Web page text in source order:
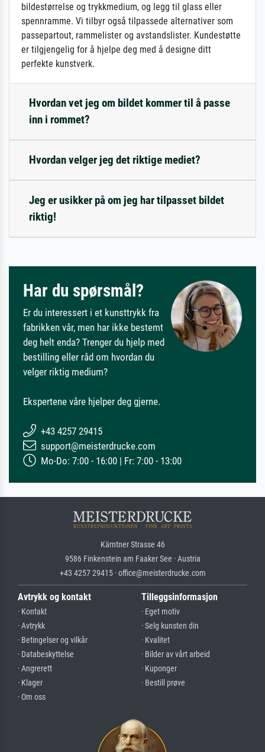
bildestørrelse og trykkmedium, og legg til glass eller
spennramme. Vi tilbyr også tilpassede alternativer som
passepartout, rammelister og avstandslister. Kundestøtte
er tilgjengelig for å hjelpe deg med å designe ditt
perfekte kunstverk.
Hvordan vet jeg om bildet kommer til å passe
inn i rommet?
Hvordan velger jeg det riktige mediet?
Jeg er usikker på om jeg har tilpasset bildet
riktig!
Har du spørsmål?
Er du interessert i et kunsttrykk fra
fabrikken vår, men har ikke bestemt
deg helt enda? Trenger du hjelp med
bestilling eller råd om hvordan du
velger riktig medium?
Ekspertene våre hjelper deg gjerne.
+43 4257 29415
support@meisterdrucke.com
Mo-Do: 7:00 - 16:00 | Fr: 7:00 - 13:00
Kärntner Strasse 46
9586 Finkenstein am Faaker See · Austria
+43 4257 29415 · office@meisterdrucke.com
Avtrykk og kontakt
· Kontakt
· Avtrykk
· Betingelser og vilkår
· Databeskyttelse
· Angrerett
· Klager
· Om oss
Tilleggsinformasjon
· Eget motiv
· Selg kunsten din
· Kvalitet
· Bilder av vårt arbeid
· Kuponger
· Bestill prøve